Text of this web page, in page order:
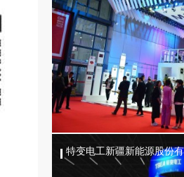
特变电工新疆新能源股份